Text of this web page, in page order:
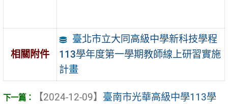
相關附件
臺北市立大同高級中學新科技學程
113學年度第一學期教師線上研習實施
計畫
【2024-12-09】 臺南市光華高級中學113學